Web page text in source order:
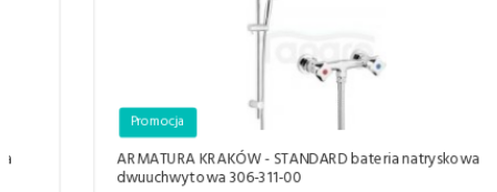
ARMATURA KRAKÓW - STANDARD bateria natryskowa
dwuuchwytowa 306-311-00